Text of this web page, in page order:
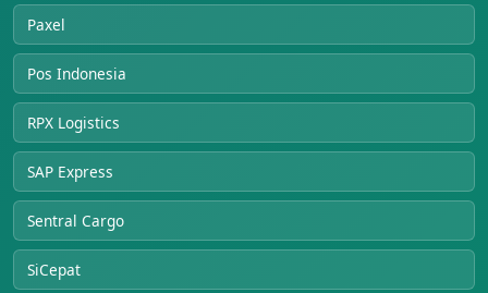
Paxel
Pos Indonesia
RPX Logistics
SAP Express
Sentral Cargo
SiCepat